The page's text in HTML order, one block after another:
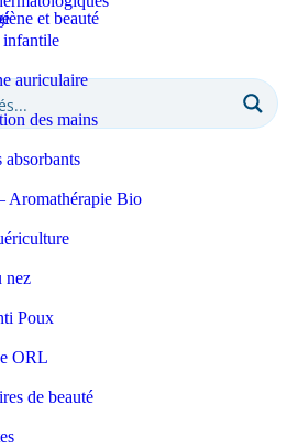
et beauté
auriculaire
des mains
Aromathérapie Bio
nez
Poux
ORL
de beauté